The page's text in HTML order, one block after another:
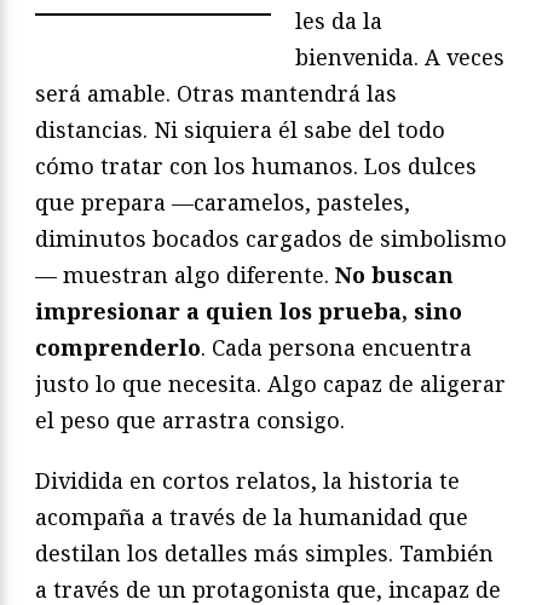
les da la
bienvenida. A veces
será amable. Otras mantendrá las
distancias. Ni siquiera él sabe del todo
cómo tratar con los humanos. Los dulces
que prepara —caramelos, pasteles,
diminutos bocados cargados de simbolismo
— muestran algo diferente. No buscan
impresionar a quien los prueba, sino
comprenderlo. Cada persona encuentra
justo lo que necesita. Algo capaz de aligerar
el peso que arrastra consigo.
Dividida en cortos relatos, la historia te
acompaña a través de la humanidad que
destilan los detalles más simples. También
a través de un protagonista que, incapaz de